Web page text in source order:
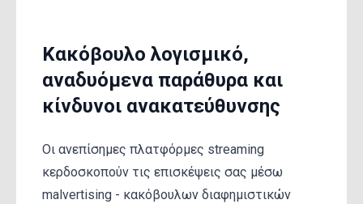
Κακόβουλο λογισμικό,
αναδυόμενα παράθυρα και
κίνδυνοι ανακατεύθυνσης
Οι ανεπίσημες πλατφόρμες streaming
κερδοσκοπούν τις επισκέψεις σας μέσω
malvertising - κακόβουλων διαφημιστικών